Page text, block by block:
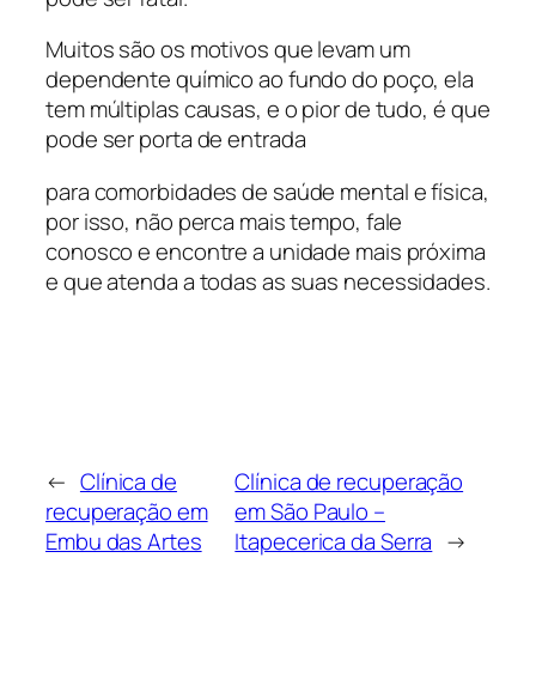
Muitos são os motivos que levam um
dependente químico ao fundo do poço, ela
tem múltiplas causas, e o pior de tudo, é que
pode ser porta de entrada
para comorbidades de saúde mental e física,
por isso, não perca mais tempo, fale
conosco e encontre a unidade mais próxima
e que atenda a todas as suas necessidades.
← Clínica de
recuperação em
Embu das Artes
Clínica de recuperação
em São Paulo –
Itapecerica da Serra →